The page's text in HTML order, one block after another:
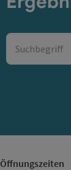
Suchbegriff
Öffnungszeiten